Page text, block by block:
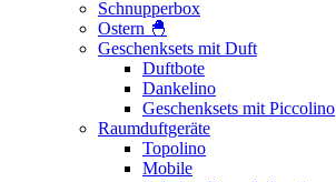
Schnupperbox
Ostern 🐣
Geschenksets mit Duft
Duftbote
Dankelino
Geschenksets mit Piccolino
Raumduftgeräte
Topolino
Mobile